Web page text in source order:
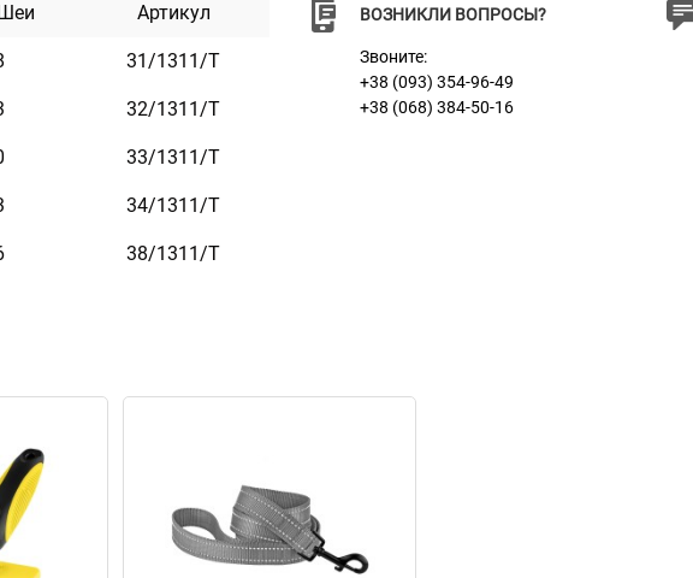
2 строк гравировки.
он не стирается и не
Артикул
31/1311/Т
32/1311/Т
33/1311/Т
34/1311/Т
38/1311/T
ВОЗНИКЛИ ВОПРОСЫ?
Звоните:
+38 (093) 354-96-49
+38 (068) 384-50-16